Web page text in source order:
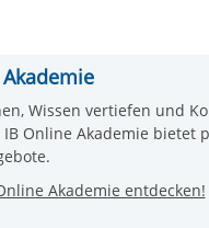
Wissen vertiefen und
IB Online Akademie bietet
Akademie entdecken!